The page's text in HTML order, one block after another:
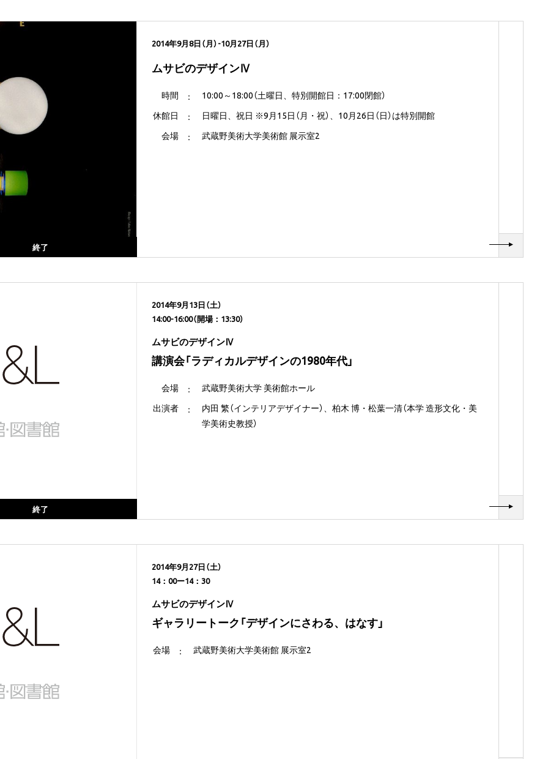
終了
2014年9月8日（月）-10月27日（月）
ムサビのデザインⅣ
時間
10:00～18:00（土曜日、特別開館日：17:00閉館）
休館日
日曜日、祝日 ※9月15日（月・祝）、10月26日（日）は特別開館
会場
武蔵野美術大学美術館 展示室2
終了
2014年9月13日（土）
14:00-16:00（開場：13:30）
ムサビのデザインⅣ
講演会「ラディカルデザインの1980年代」
会場
武蔵野美術大学 美術館ホール
出演者
内田 繁（インテリアデザイナー）、柏木 博・松葉一清（本学 造形文化・美
学美術史教授）
2014年9月27日（土）
14：00ー14：30
ムサビのデザインⅣ
ギャラリートーク「デザインにさわる、はなす」
会場 武蔵野美術大学美術館 展示室2